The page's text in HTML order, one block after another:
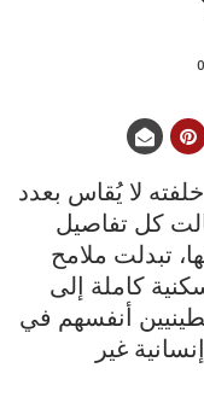
لا يُقاس بعدد
كل تفاصيل
تبدلت ملامح
كاملة إلى
أنفسهم في
غير